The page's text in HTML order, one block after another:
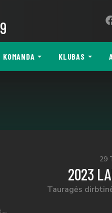
9
KOMANDA KLUBAS
29
2023
Tauragės